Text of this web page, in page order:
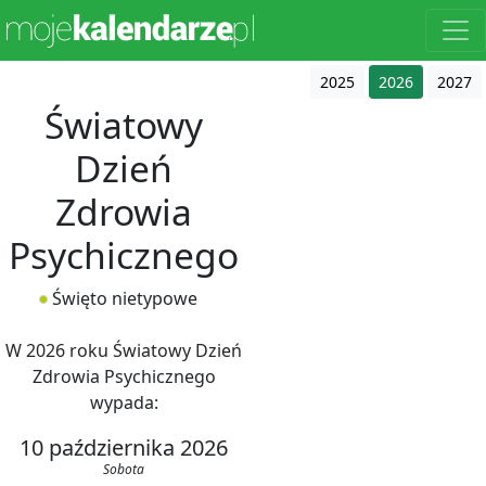
2025 2026 2027
Światowy
Dzień
Zdrowia
Psychicznego
Święto nietypowe
W 2026 roku Światowy Dzień
Zdrowia Psychicznego
wypada:
10 października 2026
Sobota